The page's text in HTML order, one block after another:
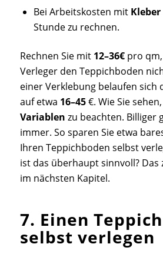
Bei Arbeitskosten mit Kleber
Stunde zu rechnen.
Rechnen Sie mit 12–36€ pro
Verleger den Teppichboden
einer Verklebung belaufen sich
auf etwa 16–45€. Wie Sie
Variablen zu beachten. Billiger
immer. So sparen Sie etwa
Ihren Teppichboden selbst
ist das überhaupt sinnvoll? Das
im nächsten Kapitel.
7. Einen
selbst verlegen